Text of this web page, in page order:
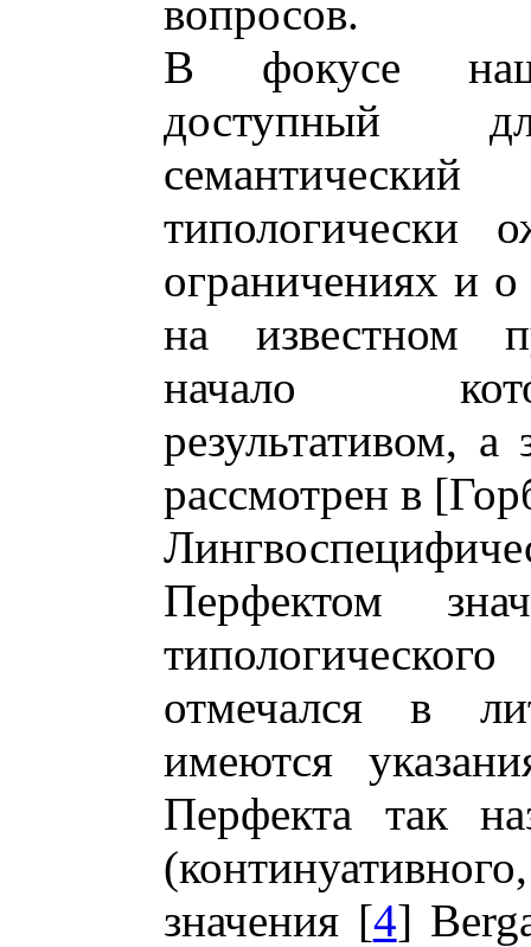
вопросов.
В фокусе
доступный
типологически
ограничениях и
на известном
начало
результативом,
рассмотрен в
Перфектом
отмечался в
имеются
Перфекта так
значения [4]